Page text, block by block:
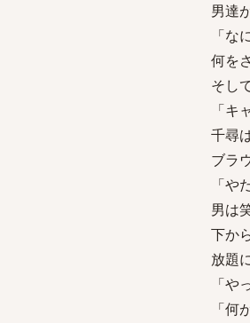
男達
「な
何を
そし
「キ
千尋
ブラ
「
男は
下か
放題
「や
「何